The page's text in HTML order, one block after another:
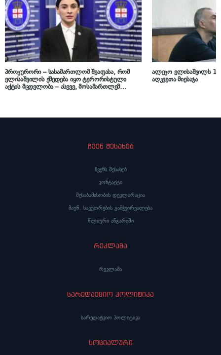
პროკურორი – სასამართლომ შეაფასა, რომ
ელისაშვილის ქმედება იყო ტერორისტული
აქტის მცდელობა – ასევე, მოსამართლემ
ალეკო ელისაშვილს
აღკვეთა მიესაჯა
ჩვენ შესახებ
ჩვენს შესახებ
კონტაქტი
შესაბამისობის დეკლარაცია
მაუწ. საკუთრების გამჭვირვალება
წლიური ანგარიში
რეკლამა
რეკლამა
სარედაქციო პოლიტიკა
სარედაქციო პოლიტიკა
სოციალური